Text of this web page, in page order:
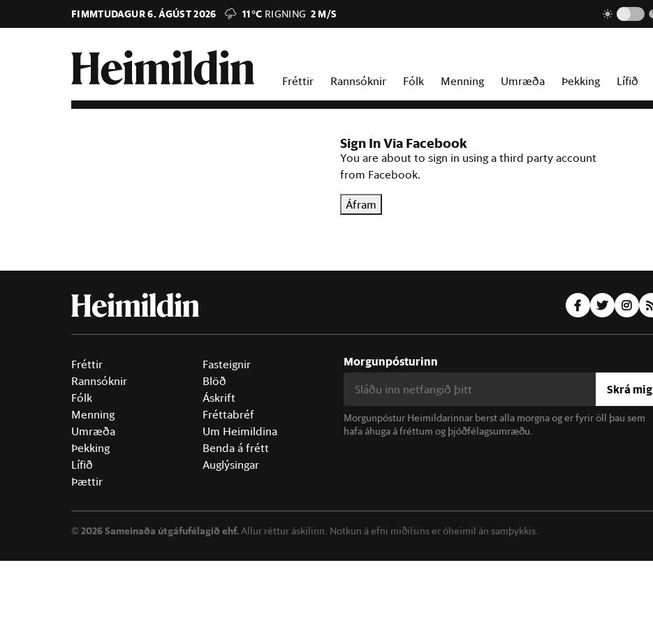
FIMMTUDAGUR 6. ÁGÚST 2026 11°C RIGNING 2 M/S
Fréttir Rannsóknir Fólk Menning Umræða Þekking Lífið
Sign In Via Facebook
You are about to sign in using a third party account
from Facebook.
Áfram
Fréttir
Rannsóknir
Fólk
Menning
Umræða
Þekking
Lífið
Þættir
Fasteignir
Blöð
Áskrift
Fréttabréf
Um Heimildina
Benda á frétt
Auglýsingar
Morgunpósturinn
Skrá mig
Morgunpóstur Heimildarinnar berst alla morgna og er fyrir öll þau sem
hafa áhuga á fréttum og þjóðfélagsumræðu.
©2026 Sameinaða útgáfufélagið ehf. Allur réttur áskilinn. Notkun á efni miðilsins er óheimil án samþykkis.